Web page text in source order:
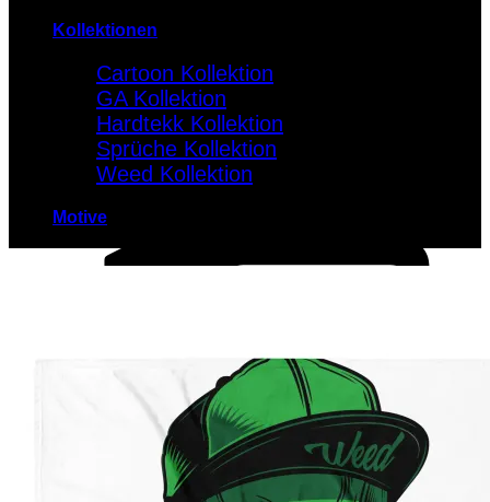
Kollektionen
Cartoon Kollektion
GA Kollektion
Hardtekk Kollektion
Sprüche Kollektion
Weed Kollektion
Motive